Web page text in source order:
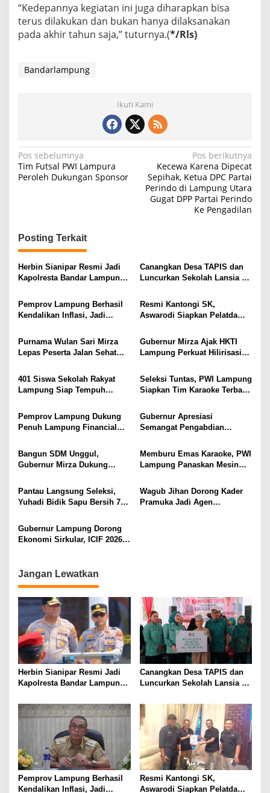
“Kedepannya kegiatan ini juga diharapkan bisa
terus dilakukan dan bukan hanya dilaksanakan
pada akhir tahun saja,” tuturnya.(*/Rls)
Bandarlampung
Ikuti Kami
N
a
a
s
i
o
Pos sebelumnya
Tim Futsal PWI Lampura
Peroleh Dukungan Sponsor
Pos berikutnya
Kecewa Karena Dipecat
Sepihak, Ketua DPC Partai
Perindo di Lampung Utara
Gugat DPP Partai Perindo
Ke Pengadilan
Posting Terkait
Herbin Sianipar Resmi Jadi
Kapolresta Bandar Lampung,
Prioritas
Canangkan Desa TAPIS dan
Luncurkan Sekolah Lansia di
TP PKK Lampung Dorong
Pembangunan SDM Dimulai
Pemprov Lampung Berhasil
Kendalikan Inflasi, Jadi
Terendah di Sumatera
Resmi Kantongi SK,
Aswarodi Siapkan Pelatda
Menuju Porwanas 2027
Purnama Wulan Sari Mirza
Lepas Peserta Jalan Sehat
Lansia Sehat dan Bahagia
Gubernur Mirza Ajak HKTI
Lampung Perkuat Hilirisasi
Kesejahteraan Petani
401 Siswa Sekolah Rakyat
Lampung Siap Tempuh
Dorong Lahirnya Generasi
Emas
Seleksi Tuntas, PWI Lampung
Siapkan Tim Karaoke Terbaik
Pemprov Lampung Dukung
Penuh Lampung Financial
Keuangan Generasi Muda
Gubernur Apresiasi
Semangat Pengabdian
Menjaga Stabilitas Lampung
Bangun SDM Unggul,
Gubernur Mirza Dukung
bagi Generasi Muda
Lampung
Memburu Emas Karaoke, PWI
Lampung Panaskan Mesin
Pantau Langsung Seleksi,
Yuhadi Bidik Sapu Bersih 7
Porwanas 2027
Wagub Jihan Dorong Kader
Pramuka Jadi Agen
Gubernur Lampung Dorong
Ekonomi Sirkular, ICIF 2026
Jangan Lewatkan
Herbin Sianipar Resmi Jadi
Kapolresta Bandar Lampung,
Prioritas
Canangkan Desa TAPIS dan
Luncurkan Sekolah Lansia di
TP PKK Lampung Dorong
Pembangunan SDM Dimulai
dari Desa
Pemprov Lampung Berhasil
Kendalikan Inflasi, Jadi
Resmi Kantongi SK,
Aswarodi Siapkan Pelatda